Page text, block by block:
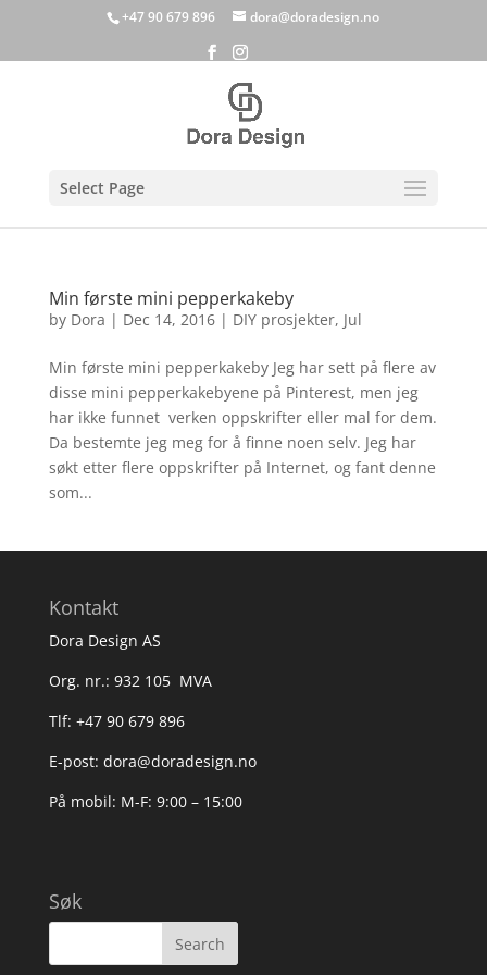
+47 90 679 896 dora@doradesign.no
Select Page
Min første mini pepperkakeby
by Dora | Dec 14, 2016| DIY prosjekter, Jul
Min første mini pepperkakeby Jeg har sett på flere av
disse mini pepperkakebyene på Pinterest, men jeg
har ikke funnet verken oppskrifter eller mal for dem.
Da bestemte jeg meg for å finne noen selv. Jeg har
søkt etter flere oppskrifter på Internet, og fant denne
som...
Kontakt
Dora Design AS
Org. nr.: 932 105 MVA
Tlf: +47 90 679 896
E-post: dora@doradesign.no
På mobil: M-F: 9:00 – 15:00
Søk